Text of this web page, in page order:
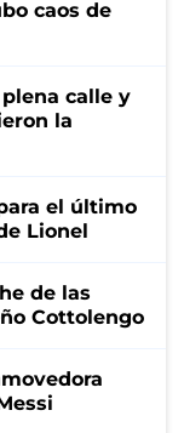
caos de
calle y
la
el último
Lionel
de las
Cottolengo